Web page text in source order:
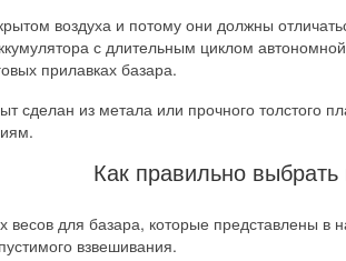
воздуха и потому они должны
с длительным циклом
прилавках базара.
сделан из метала или прочного
Как правильно
весов для базара, которые представлены
взвешивания.